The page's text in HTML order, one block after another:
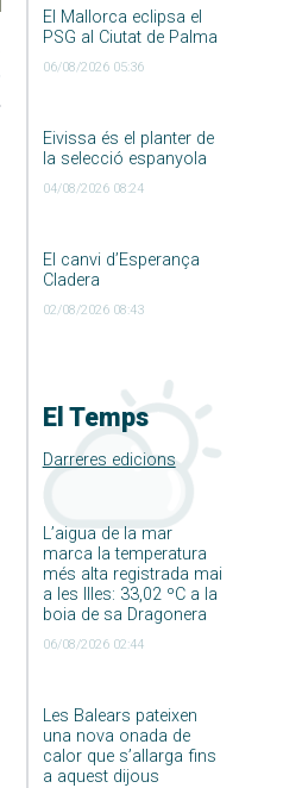
El Mallorca eclipsa el
PSG al Ciutat de Palma
06/08/2026 05:36
Eivissa és el planter de
la selecció espanyola
04/08/2026 08:24
El canvi d’Esperança
Cladera
02/08/2026 08:43
El Temps
Darreres edicions
L’aigua de la mar
marca la temperatura
més alta registrada mai
a les Illes: 33,02 ºC a la
boia de sa Dragonera
06/08/2026 02:44
Les Balears pateixen
una nova onada de
calor que s’allarga fins
a aquest dijous